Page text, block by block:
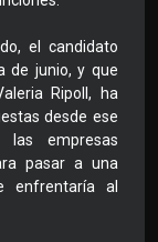
el candidato
de junio, y que
Ripoll, ha
desde ese
las empresas
pasar a una
enfrentaría al